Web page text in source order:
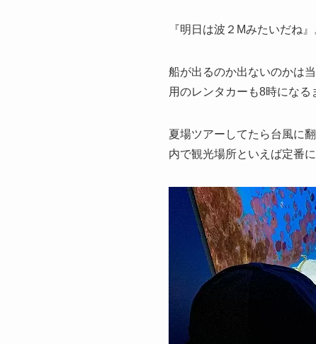
『明日は波２Mみたいだね
船が出るのか出ないのかは
用のレンタカーも8時になる
夏場ツアーしてたら台風に
内で観光場所といえば定番